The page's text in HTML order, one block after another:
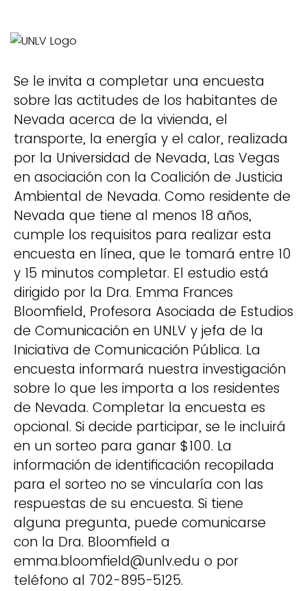
Se le invita a completar una encuesta
sobre las actitudes de los habitantes de
Nevada acerca de la vivienda, el
transporte, la energía y el calor, realizada
por la Universidad de Nevada, Las Vegas
en asociación con la Coalición de Justicia
Ambiental de Nevada. Como residente de
Nevada que tiene al menos 18 años,
cumple los requisitos para realizar esta
encuesta en línea, que le tomará entre 10
y 15 minutos completar. El estudio está
dirigido por la Dra. Emma Frances
Bloomfield, Profesora Asociada de Estudios
de Comunicación en UNLV y jefa de la
Iniciativa de Comunicación Pública. La
encuesta informará nuestra investigación
sobre lo que les importa a los residentes
de Nevada. Completar la encuesta es
opcional. Si decide participar, se le incluirá
en un sorteo para ganar $100. La
información de identificación recopilada
para el sorteo no se vincularía con las
respuestas de su encuesta. Si tiene
alguna pregunta, puede comunicarse
con la Dra. Bloomfield a
emma.bloomfield@unlv.edu o por
teléfono al 702-895-5125.